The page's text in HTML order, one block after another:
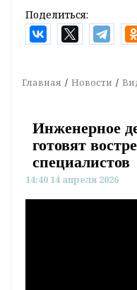
Поделиться:
Главная Новости
Инженерное
готовят
специалистов
14:40 14 апреля 2026